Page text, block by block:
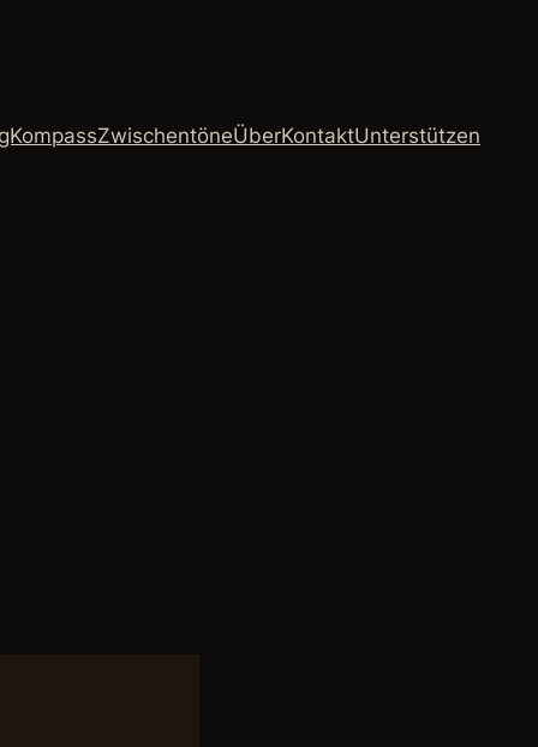
ZwischentöneÜberKontaktUnterstützen